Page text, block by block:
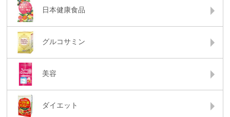
日本健康食品
グルコサミン
美容
ダイエット